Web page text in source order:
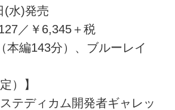
(水)発売
／￥6,345＋税
本編143分）、ブルーレイ
）】
テディカム開発者ギャレッ